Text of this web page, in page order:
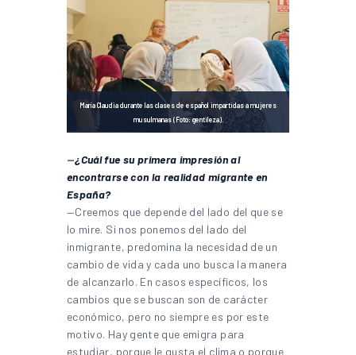
María Claudia durante las clases de español impartidas a mujeres
musulmanas (Foto: gentileza).
—¿Cuál fue su primera impresión al
encontrarse con la realidad migrante en
España?
—Creemos que depende del lado del que se
lo mire. Si nos ponemos del lado del
inmigrante, predomina la necesidad de un
cambio de vida y cada uno busca la manera
de alcanzarlo. En casos específicos, los
cambios que se buscan son de carácter
económico, pero no siempre es por este
motivo. Hay gente que emigra para
estudiar, porque le gusta el clima o porque